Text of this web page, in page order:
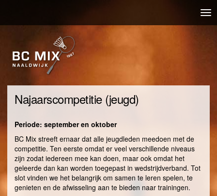
naar
gaan
Najaarscompetitie (jeugd)
Periode: september en oktober
BC Mix streeft ernaar dat alle jeugdleden meedoen met de
competitie. Ten eerste omdat er veel verschillende niveaus
zijn zodat iedereen mee kan doen, maar ook omdat het
geleerde dan kan worden toegepast in wedstrijdverband. Tot
slot vinden we het belangrijk om samen te leren spelen, te
genieten en de afwisseling aan te bieden naar trainingen.